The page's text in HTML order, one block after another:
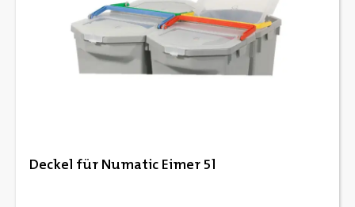
Deckel für Numatic Eimer 5l